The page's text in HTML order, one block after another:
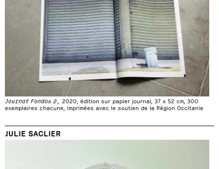
Journal Fondos 2, 2020, édition sur papier journal, 37 x 52 cm, 300
exemplaires chacune, imprimées avec le soutien de la Région Occitanie
JULIE SACLIER